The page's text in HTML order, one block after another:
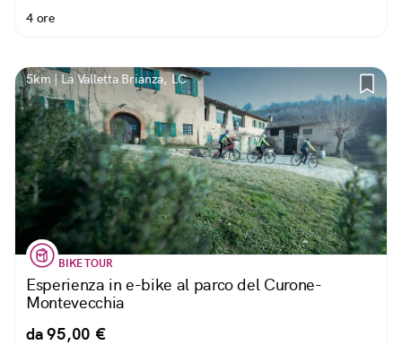
4 ore
5km | La Valletta Brianza, LC
BIKE TOUR
Esperienza in e-bike al parco del Curone-
Montevecchia
da 95,00 €